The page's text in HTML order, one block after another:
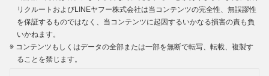
リクルートおよびLINEヤフー株式会社は当コンテンツの完全性、無誤謬性
を保証するものではなく、当コンテンツに起因するいかなる損害の責も負
いかねます。
コンテンツもしくはデータの全部または一部を無断で転写、転載、複製す
ることを禁じます。